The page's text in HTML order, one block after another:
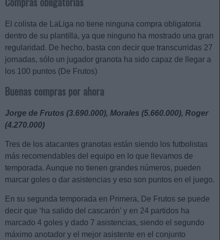
El colista de LaLiga no tiene ninguna compra obligatoria
dentro de su plantilla, ya que ninguno ha mostrado una gran
regularidad. De hecho, basta con decir que transcurridas 27
jornadas, sólo un jugador granota ha sido capaz de llegar a
los 100 puntos (De Frutos)
Buenas compras por ahora
Jorge de Frutos (3.690.000), Morales (5.660.000), Roger
(4.270.000)
Tres de los atacantes granotas están siendo los futbolistas
más recomendables del equipo en lo que llevamos de
temporada. Aunque no tienen grandes números, pueden
marcar goles o dar asistencias y eso son puntos en el juego.
En su segunda temporada en Primera, De Frutos se puede
decir que ‘ha salido del cascarón’ y en 24 partidos ha
marcado 4 goles y dado 7 asistencias, siendo el segundo
máximo anotador y el mejor asistente en el conjunto